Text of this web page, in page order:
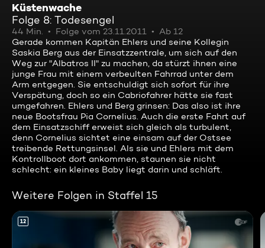
Küstenwache
Folge 8: Todesengel
44 Min. Folge vom 23.11.2011
Ab 12
Gerade kommen Kapitän Ehlers und seine Kollegin
Saskia Berg aus der Einsatzzentrale, um sich auf den
Weg zur "Albatros II" zu machen, da stürzt ihnen eine
junge Frau mit einem verbeulten Fahrrad unter dem
Arm entgegen. Sie entschuldigt sich sofort für ihre
Verspätung, doch so ein Cabriofahrer hätte sie fast
umgefahren. Ehlers und Berg grinsen: Das also ist ihre
neue Bootsfrau Pia Cornelius. Auch die erste Fahrt auf
dem Einsatzschiff erweist sich gleich als turbulent,
denn Cornelius sichtet eine einsam auf der Ostsee
treibende Rettungsinsel. Als sie und Ehlers mit dem
Kontrollboot dort ankommen, staunen sie nicht
schlecht: ein kleines Baby liegt darin und schläft.
Weitere Folgen in Staffel 15
12